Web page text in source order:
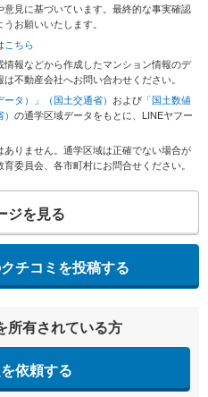
見に基づいています。最終的な事実確認
お願いいたします。
こちら
報などから作成したマンション情報のデ
不動産会社へお問い合わせください。
タ）」（国土交通省） および 「国土数値
の通学区域データをもとに、LINEヤフー
りません。通学区域は正確でない場合が
委員会、各市町村にお問合せください。
ジを見る
チコミを投稿する
所有されている方
依頼する